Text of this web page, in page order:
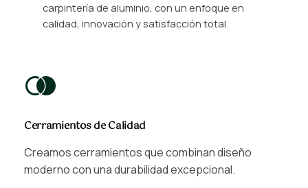
carpintería de aluminio, con un enfoque en
calidad, innovación y satisfacción total.
Cerramientos de Calidad
Creamos cerramientos que combinan diseño
moderno con una durabilidad excepcional.